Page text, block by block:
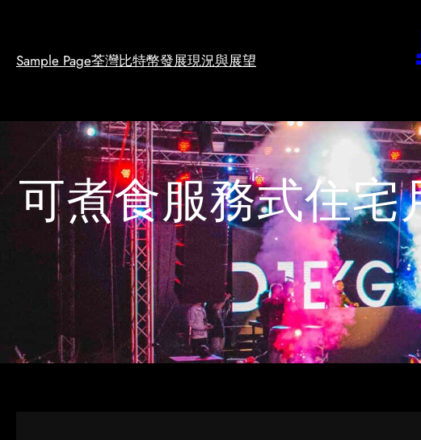
contentSample Page荃灣比特幣發展現況與展望
可煮食服務式住宅